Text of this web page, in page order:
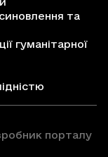
та
гуманітарної
порталу